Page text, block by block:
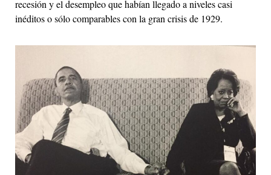
recesión y el desempleo que habían llegado a niveles casi
inéditos o sólo comparables con la gran crisis de 1929.